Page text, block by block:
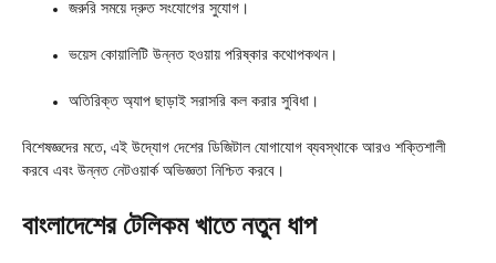
জরুরি সময়ে দ্রুত সংযোগের সুযোগ।
ভয়েস কোয়ালিটি উন্নত হওয়ায় পরিষ্কার কথোপকথন।
অতিরিক্ত অ্যাপ ছাড়াই সরাসরি কল করার সুবিধা।
বিশেষজ্ঞদের মতে, এই উদ্যোগ দেশের ডিজিটাল যোগাযোগ ব্যবস্থাকে আরও শক্তিশালী
করবে এবং উন্নত নেটওয়ার্ক অভিজ্ঞতা নিশ্চিত করবে।
বাংলাদেশের টেলিকম খাতে নতুন ধাপ